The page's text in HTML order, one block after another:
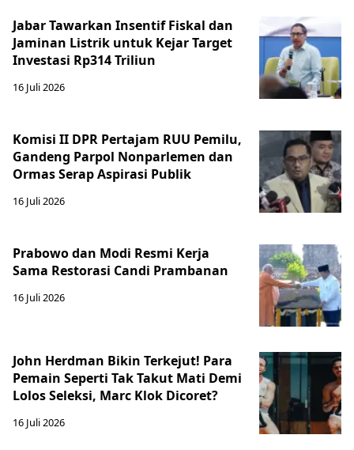
Jabar Tawarkan Insentif Fiskal dan
Jaminan Listrik untuk Kejar Target
Investasi Rp314 Triliun
16 Juli 2026
Komisi II DPR Pertajam RUU Pemilu,
Gandeng Parpol Nonparlemen dan
Ormas Serap Aspirasi Publik
16 Juli 2026
Prabowo dan Modi Resmi Kerja
Sama Restorasi Candi Prambanan
16 Juli 2026
John Herdman Bikin Terkejut! Para
Pemain Seperti Tak Takut Mati Demi
Lolos Seleksi, Marc Klok Dicoret?
16 Juli 2026